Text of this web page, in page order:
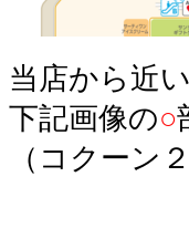
当店から近
下記画像の○
（コクー